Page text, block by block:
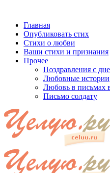
Главная
Опубликовать стих
Стихи о любви
Ваши стихи и признания
Прочее
Поздравления с
Любовные истории
Любовь в письмах
Письмо солдату